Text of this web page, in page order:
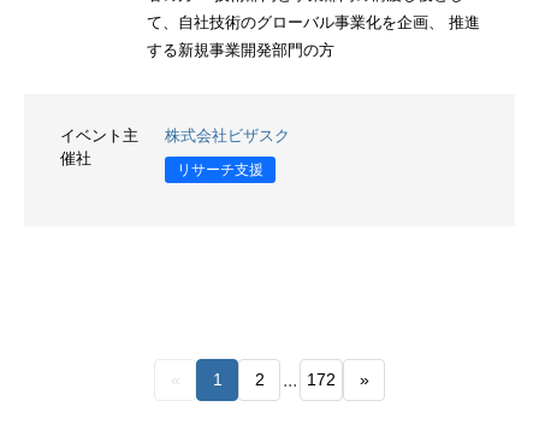
て、自社技術のグローバル事業化を企画、 推進
する新規事業開発部門の方
イベント主
催社
株式会社ビザスク
リサーチ支援
« 1 2 ... 172 »